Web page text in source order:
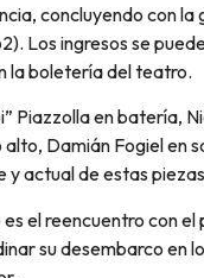
concluyendo con
Los ingresos se
la boletería del teatro.
Piazzolla en batería,
Damián Fogiel en
actual de estas
el reencuentro con
su desembarco en